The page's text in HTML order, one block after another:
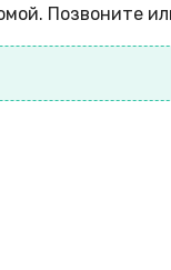
Позвоните